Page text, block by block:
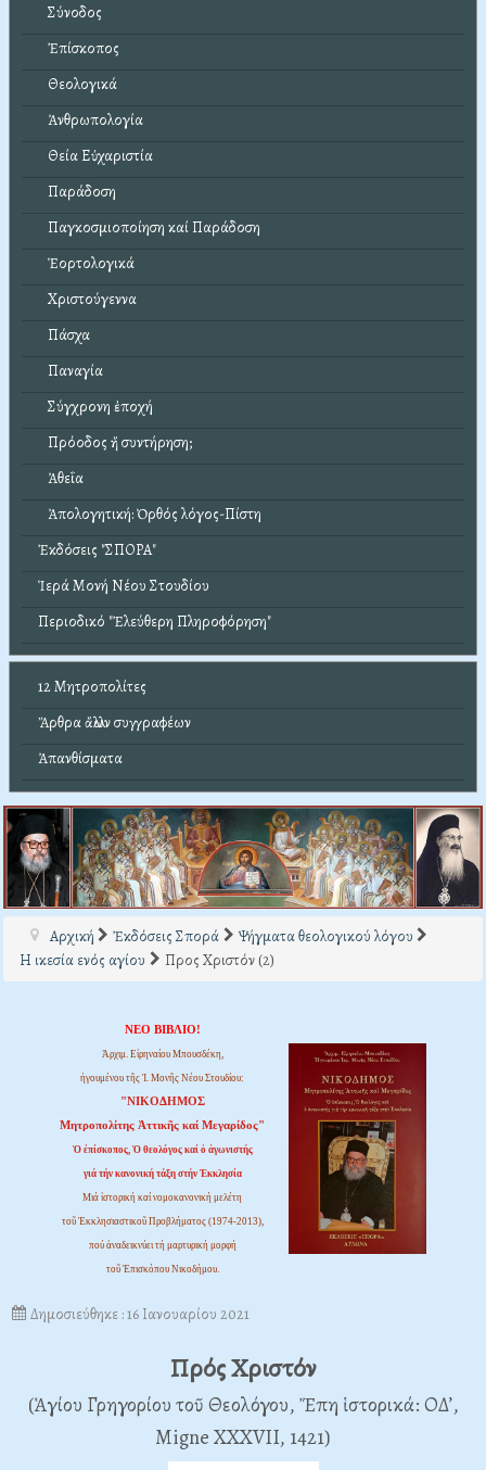
Σύνοδος
Ἐπίσκοπος
Θεολογικά
Ἀνθρωπολογία
Θεία Εὐχαριστία
Παράδοση
Παγκοσμιοποίηση καί Παράδοση
Ἑορτολογικά
Χριστούγεννα
Πάσχα
Παναγία
Σύγχρονη ἐποχή
Πρόοδος ἤ συντήρηση;
Ἀθεΐα
Ἀπολογητική: Ὀρθός λόγος-Πίστη
Ἐκδόσεις "ΣΠΟΡΑ"
Ἱερά Μονή Νέου Στουδίου
Περιοδικό "Ἐλεύθερη Πληροφόρηση"
12 Μητροπολίτες
Ἄρθρα ἄλλων συγγραφέων
Ἀπανθίσματα
Αρχική Ἐκδόσεις Σπορά
Ψήγματα θεολογικού λόγου
Η ικεσία ενός αγίου
Προς Χριστόν (2)
ΝΕΟ ΒΙΒΛΙΟ!
Ἀρχιμ. Εἰρηναίου Μπουσδέκη,
ἡγουμένου τῆς Ἱ. Μονῆς Νέου Στουδίου:
"ΝΙΚΟΔΗΜΟΣ
Μητροπολίτης Ἀττικῆς καί Μεγαρίδος"
Ὁ ἐπίσκοπος, Ὁ θεολόγος καί ὁ ἀγωνιστής
γιά τήν κανονική τάξη στήν Ἐκκλησία
Μιά ἱστορική καί νομοκανονική μελέτη
τοῦ Ἐκκλησιαστικοῦ Προβλήματος (1974-2013),
πού ἀναδεικνύει τή μαρτυρική μορφή
τοῦ Ἐπισκόπου Νικοδήμου.
Δημοσιεύθηκε : 16 Ιανουαρίου 2021
Πρός Χριστόν
(Ἁγίου Γρηγορίου τοῦ Θεολόγου, Ἔπη ἱστορικά: ΟΔ’,
Migne XXXVII, 1421)